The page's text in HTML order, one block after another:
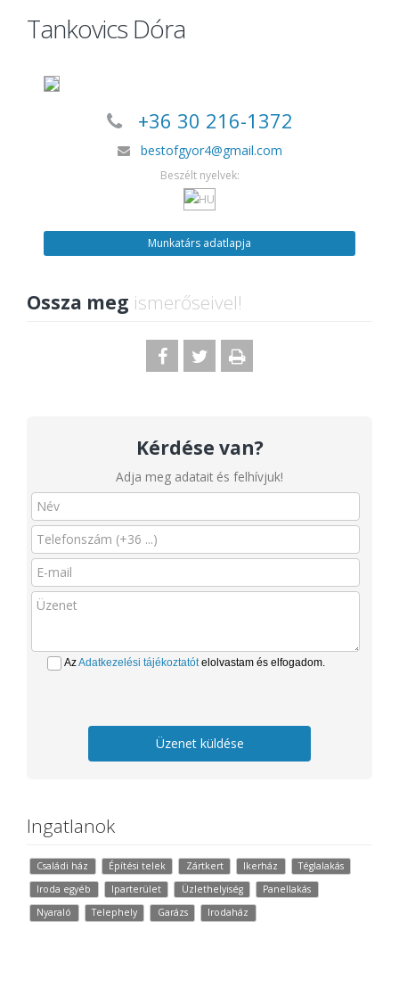
Tankovics Dóra
+36 30 216-1372
bestofgyor4@gmail.com
Beszélt nyelvek:
Munkatárs adatlapja
Ossza meg ismerőseivel!
Kérdése van?
Adja meg adatait és felhívjuk!
AzAdatkezelési tájékoztatótelolvastam és elfogadom.
Üzenet küldése
Ingatlanok
Családi ház Építési telek Zártkert Ikerház
Téglalakás
Iroda egyéb
Iparterület Üzlethelyiség
Panellakás
Nyaraló
Telephely Garázs Irodaház